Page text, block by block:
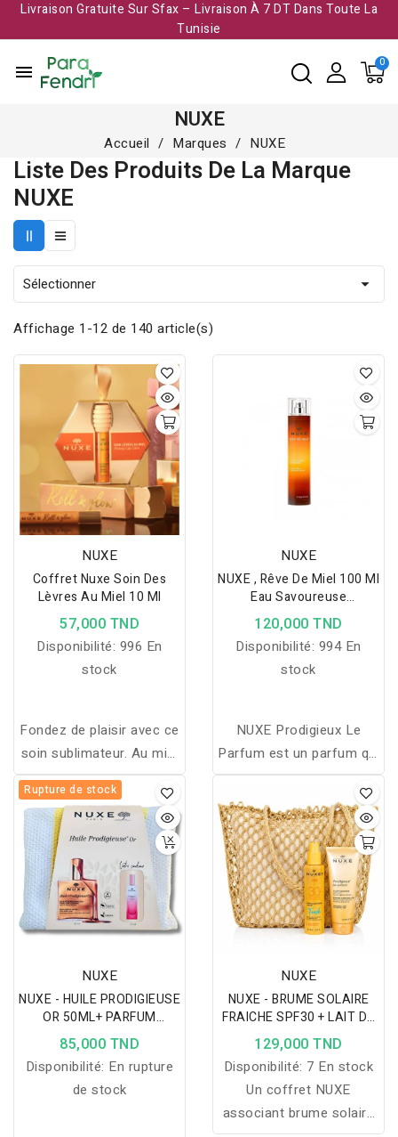
Livraison Gratuite Sur Sfax – Livraison À 7 DT Dans Toute La
Tunisie​
menu
NUXE
Accueil Marques NUXE
Liste Des Produits De La Marque
NUXE
Sélectionner 
Affichage 1-12 de 140 article(s)
NUXE
Coffret Nuxe Soin Des
Lèvres Au Miel 10 Ml
57,000 TND
Disponibilité: 996 En
stock
Fondez de plaisir avec ce
soin sublimateur. Au miel
et aux huiles précieuses.
97% d'ingrédients
d'origine naturelle.
NUXE
NUXE , Rêve De Miel 100 Ml
Eau Savoureuse
Parfumante
120,000 TND
Disponibilité: 994 En
stock
NUXE Prodigieux Le
Parfum est un parfum qui
fait penser aux vacances,
au soleil et au sable
chaud. Avec des notes de
Fleur d'Oranger, Magnolia
et Vanille, ce purfum
envoutant se présente
comme une référence
pour toutes les femmes.
Rupture de stock
NUXE
NUXE - HUILE PRODIGIEUSE
OR 50ML+ PARFUM
FLORAL 15ML ET
TROUSSE OFFERTS
85,000 TND
Disponibilité: En rupture
de stock
NUXE
NUXE - BRUME SOLAIRE
FRAICHE SPF30 + LAIT DE
CORPS SUBLIMATEUR
200ML ET SAC DE PLAGE
OFFERTS
129,000 TND
Disponibilité: 7 En stock
Un coffret NUXE
associant brume solaire